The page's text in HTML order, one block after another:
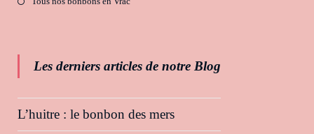
Les derniers articles de notre Blog
L’huitre : le bonbon des mers